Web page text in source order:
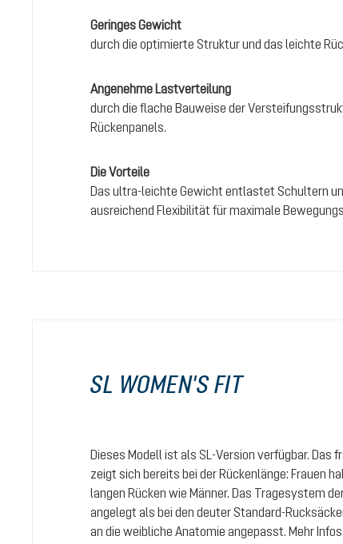
Geringes Gewicht
durch die optimierte Struktur und das leichte
Angenehme Lastverteilung
durch die flache Bauweise der
Rückenpanels.
Die Vorteile
Das ultra-leichte Gewicht entlastet Schultern
ausreichend Flexibilität für maximale
SL WOMEN'S FIT
Dieses Modell ist als SL-Version verfügbar. Das
zeigt sich bereits bei der Rückenlänge: Frauen
langen Rücken wie Männer. Das Tragesystem
angelegt als bei den deuter Standard-
an die weibliche Anatomie angepasst. Mehr